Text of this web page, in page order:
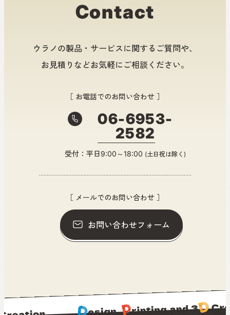
Contact
ウラノの製品・サービスに関するご質問や、
お見積りなどお気軽にご相談ください。
［ お電話でのお問い合わせ ］
06-6953-
2582
受付：平日9:00～18:00 (土日祝は除く)
［ メールでのお問い合わせ ］
お問い合わせフォーム